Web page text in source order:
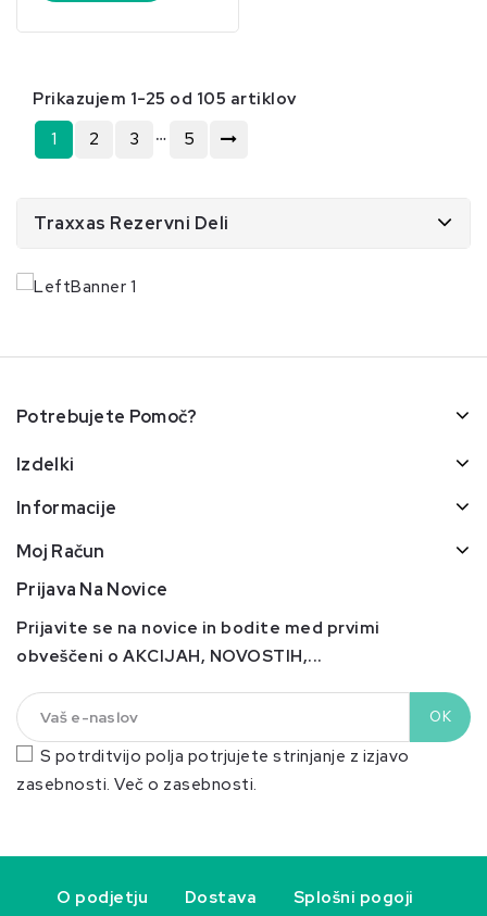
Prikazujem 1-25 od 105 artiklov
1
2 3 … 5
Traxxas Rezervni Deli
Potrebujete Pomoč?
Izdelki
Informacije
Moj Račun
Prijava Na Novice
Prijavite se na novice in bodite med prvimi
obveščeni o AKCIJAH, NOVOSTIH,...
S potrditvijo polja potrjujete strinjanje z izjavo
zasebnosti. Več o zasebnosti.
O podjetju Dostava
Splošni pogoji